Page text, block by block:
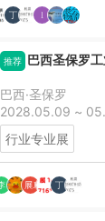
推荐 巴西圣保罗
巴西·圣保罗
2028.05.09 ~
行业专业展